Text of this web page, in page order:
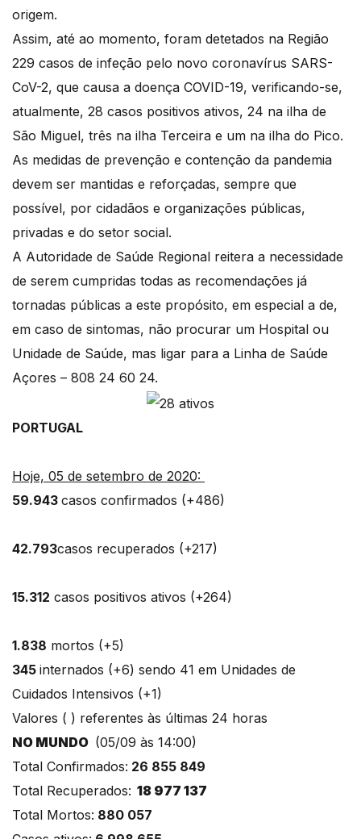
origem.
Assim, até ao momento, foram detetados na Região
229 casos de infeção pelo novo coronavírus SARS-
CoV-2, que causa a doença COVID-19, verificando-se,
atualmente, 28 casos positivos ativos, 24 na ilha de
São Miguel, três na ilha Terceira e um na ilha do Pico.
As medidas de prevenção e contenção da pandemia
devem ser mantidas e reforçadas, sempre que
possível, por cidadãos e organizações públicas,
privadas e do setor social.
A Autoridade de Saúde Regional reitera a necessidade
de serem cumpridas todas as recomendações já
tornadas públicas a este propósito, em especial a de,
em caso de sintomas, não procurar um Hospital ou
Unidade de Saúde, mas ligar para a Linha de Saúde
Açores – 808 24 60 24.
PORTUGAL
Hoje, 05 de setembro de 2020:
59.943 casos confirmados (+486)
42.793casos recuperados (+217)
15.312 casos positivos ativos (+264)
1.838 mortos (+5)
345 internados (+6) sendo 41 em Unidades de
Cuidados Intensivos (+1)
Valores ( ) referentes às últimas 24 horas
NO MUNDO (05/09 às 14:00)
Total Confirmados: 26 855 849
Total Recuperados: 18 977 137
Total Mortos: 880 057